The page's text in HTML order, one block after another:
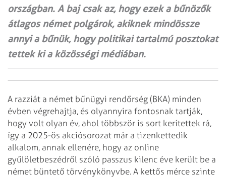
országban. A baj csak az, hogy ezek a bűnözők
átlagos német polgárok, akiknek mindössze
annyi a bűnük, hogy politikai tartalmú posztokat
tettek ki a közösségi médiában.
A razziát a német bűnügyi rendőrség (BKA) minden
évben végrehajtja, és olyannyira fontosnak tartják,
hogy volt olyan év, ahol többször is sort kerítettek rá,
így a 2025-ös akciósorozat már a tizenkettedik
alkalom, annak ellenére, hogy az online
gyűlöletbeszédről szóló passzus kilenc éve került be a
német büntető törvénykönyvbe. A kettős mérce szinte